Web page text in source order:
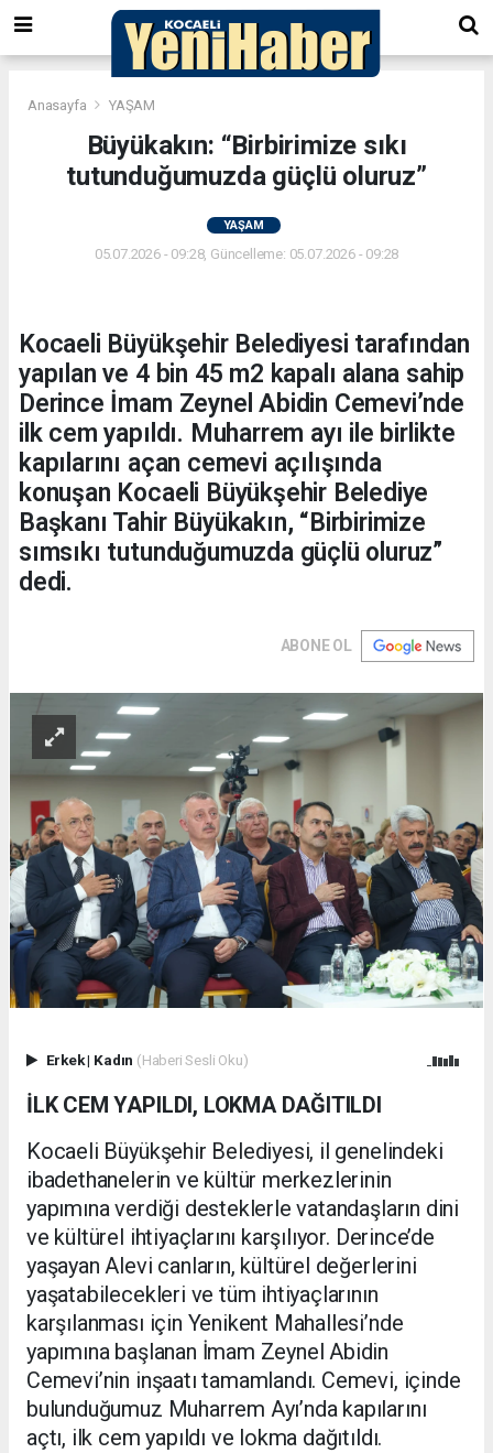
Anasayfa YAŞAM
Büyükakın: “Birbirimize sıkı
tutunduğumuzda güçlü oluruz”
YAŞAM
05.07.2026 - 09:28, Güncelleme: 05.07.2026 - 09:28
Kocaeli Büyükşehir Belediyesi tarafından
yapılan ve 4 bin 45 m2 kapalı alana sahip
Derince İmam Zeynel Abidin Cemevi’nde
ilk cem yapıldı. Muharrem ayı ile birlikte
kapılarını açan cemevi açılışında
konuşan Kocaeli Büyükşehir Belediye
Başkanı Tahir Büyükakın, “Birbirimize
sımsıkı tutunduğumuzda güçlü oluruz”
dedi.
ABONE OL
Erkek| Kadın (Haberi Sesli Oku)
İLK CEM YAPILDI, LOKMA DAĞITILDI
Kocaeli Büyükşehir Belediyesi, il genelindeki
ibadethanelerin ve kültür merkezlerinin
yapımına verdiği desteklerle vatandaşların dini
ve kültürel ihtiyaçlarını karşılıyor. Derince’de
yaşayan Alevi canların, kültürel değerlerini
yaşatabilecekleri ve tüm ihtiyaçlarının
karşılanması için Yenikent Mahallesi’nde
yapımına başlanan İmam Zeynel Abidin
Cemevi’nin inşaatı tamamlandı. Cemevi, içinde
bulunduğumuz Muharrem Ayı’nda kapılarını
açtı, ilk cem yapıldı ve lokma dağıtıldı.